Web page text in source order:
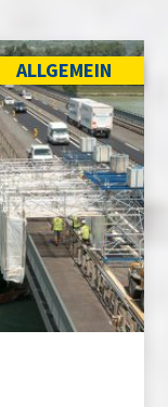
ALLGEMEIN